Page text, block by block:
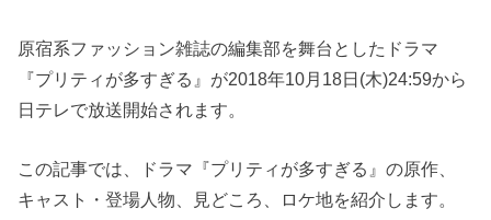
原宿系ファッション雑誌の編集部を舞台としたドラマ
『プリティが多すぎる』が2018年10月18日(木)24:59から
日テレで放送開始されます。
この記事では、ドラマ『プリティが多すぎる』の原作、
キャスト・登場人物、見どころ、ロケ地を紹介します。